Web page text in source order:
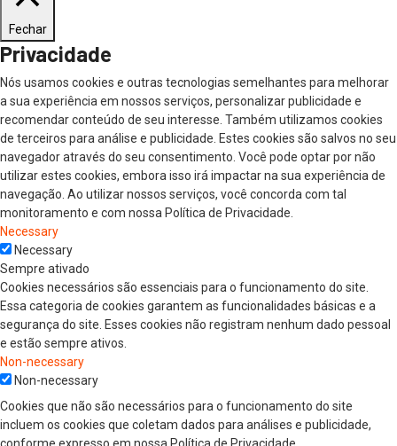
Fechar
Privacidade
Nós usamos cookies e outras tecnologias semelhantes para melhorar
a sua experiência em nossos serviços, personalizar publicidade e
recomendar conteúdo de seu interesse. Também utilizamos cookies
de terceiros para análise e publicidade. Estes cookies são salvos no seu
navegador através do seu consentimento. Você pode optar por não
utilizar estes cookies, embora isso irá impactar na sua experiência de
navegação. Ao utilizar nossos serviços, você concorda com tal
monitoramento e com nossa Política de Privacidade.
Necessary
Necessary
Sempre ativado
Cookies necessários são essenciais para o funcionamento do site.
Essa categoria de cookies garantem as funcionalidades básicas e a
segurança do site. Esses cookies não registram nenhum dado pessoal
e estão sempre ativos.
Non-necessary
Non-necessary
Cookies que não são necessários para o funcionamento do site
incluem os cookies que coletam dados para análises e publicidade,
conforme expresso em nossa Política de Privacidade.